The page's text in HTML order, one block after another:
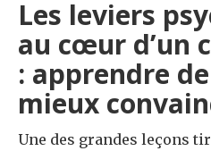
Les leviers
au cœur d’un
: apprendre
mieux
Une des grandes leçons